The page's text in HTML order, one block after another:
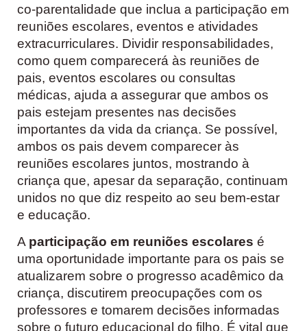
co-parentalidade que inclua a participação em
reuniões escolares, eventos e atividades
extracurriculares. Dividir responsabilidades,
como quem comparecerá às reuniões de
pais, eventos escolares ou consultas
médicas, ajuda a assegurar que ambos os
pais estejam presentes nas decisões
importantes da vida da criança. Se possível,
ambos os pais devem comparecer às
reuniões escolares juntos, mostrando à
criança que, apesar da separação, continuam
unidos no que diz respeito ao seu bem-estar
e educação.
A participação em reuniões escolares é
uma oportunidade importante para os pais se
atualizarem sobre o progresso acadêmico da
criança, discutirem preocupações com os
professores e tomarem decisões informadas
sobre o futuro educacional do filho. É vital que